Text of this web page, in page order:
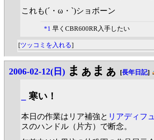
これも(´・ω・`)ショボーン
*1 早くCBR600RR入手したい
[ツッコミを入れる]
2006-02-12(日) まぁまぁ [長年日記]
寒い！
本日の作業はリア補強と リアディフ
スのハンドル（片方）で断念。